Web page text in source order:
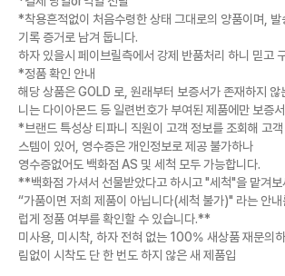
*착용흔적없이 처음수령한 상태 그대로의 양품이며, 발
기록 증거로 남겨 둡니다.
하자 있을시 페이브릴측에서 강제 반품처리 하니 믿고
*정품 확인 안내
해당 상품은 GOLD 로, 원래부터 보증서가 존재하지 않
니는 다이아몬드 등 일련번호가 부여된 제품에만 보증
*브랜드 특성상 티파니 직원이 고객 정보를 조회해 고객
스템이 있어, 영수증은 개인정보로 제공 불가하나
영수증없어도 백화점 AS 및 세척 모두 가능합니다.
**백화점 가셔서 선물받았다고 하시고 "세척"을 맡겨
“가품이면 저희 제품이 아닙니다(세척 불가)" 라는 안
럽게 정품 여부를 확인할 수 있습니다.**
미사용, 미시착, 하자 전혀 없는 100% 새상품 재문의
림없이 시착도 단 한 번도 하지 않은 새 제품입